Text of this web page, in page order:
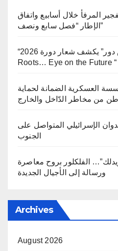
المرفأ خلال أسابيع واتفاق
الإطار “فصل سابع ونصف”
“الموركس دور” يكشف شعار دورة 2026 ” Back to the
Roots… Eye on the Future “
العسكرية الضمانة لحماية
من مخاطر الدّاخل والخارج
الإسرائيلي المتواصل على
الجنوب
الفلكلور بروح معاصرة
ورسالة إلى الأجيال الجديدة
Archives
August 2026